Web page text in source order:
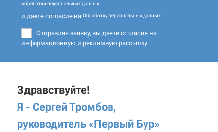
обработки персональных данных
и даете согласие на Обработку персональных данных
Отправляя заявку, вы даете согласие на
информационную и рекламную рассылку
Здравствуйте!
Я - Сергей Тромбов,
руководитель «Первый Бур»